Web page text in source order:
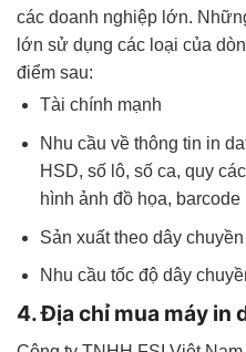
các doanh nghiệp lớn.
lớn sử dụng các loại của
điểm sau:
Tài chính mạnh
Nhu cầu về thông tin in
HSD, số lô, số ca, quy
hình ảnh đồ họa, barcode
Sản xuất theo dây
Nhu cầu tốc độ dây
4. Địa chỉ mua máy in